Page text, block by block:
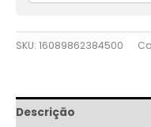
SKU: 16089862384500
Descrição